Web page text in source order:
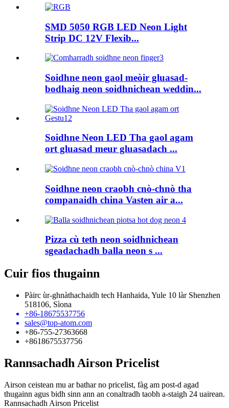
SMD 5050 RGB LED Neon Light
Strip DC 12V Flexib...
Soidhne neon gaol meòir gluasad-
bodhaig neon soidhnichean weddin...
Soidhne Neon LED Tha gaol agam
ort gluasad meur gluasadach ...
Soidhne neon craobh cnò-chnò tha
companaidh china Vasten air a...
Pizza cù teth neon soidhnichean
sgeadachadh balla neon s ...
Cuir fios thugainn
Pàirc ùr-ghnàthachaidh tech Hanhaida, Yule 10 làr Shenzhen
518106, Sìona
+86-18675537756
sales@top-atom.com
+86-755-27363668
+8618675537756
Rannsachadh Airson Pricelist
Airson ceistean mu ar bathar no pricelist, fàg am post-d agad
thugainn agus bidh sinn ann an conaltradh taobh a-staigh 24 uairean.
Rannsachadh Airson Pricelist